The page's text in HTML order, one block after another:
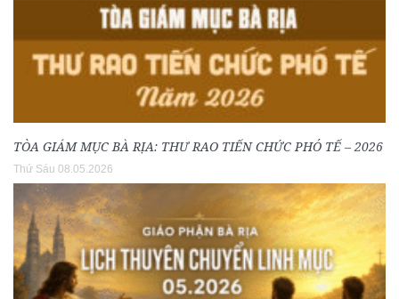
TÒA GIÁM MỤC BÀ RỊA: THƯ RAO TIẾN CHỨC PHÓ TẾ – 2026
Thứ Sáu 08.05.2026